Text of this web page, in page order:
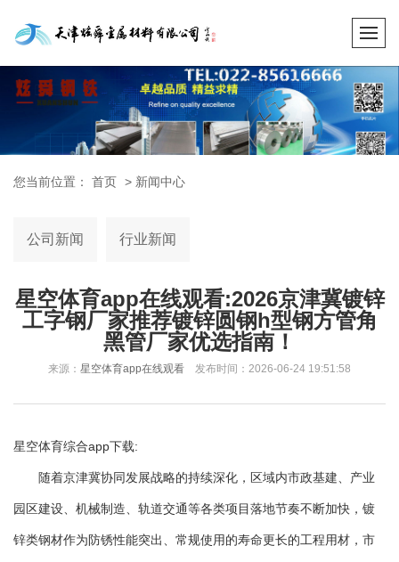
您当前位置： 首页 > 新闻中心
公司新闻 行业新闻
星空体育app在线观看:2026京津冀镀锌
工字钢厂家推荐镀锌圆钢h型钢方管角
黑管厂家优选指南！
来源： 星空体育app在线观看 发布时间：2026-06-24 19:51:58
星空体育综合app下载:
随着京津冀协同发展战略的持续深化，区域内市政基建、产业
园区建设、机械制造、轨道交通等各类项目落地节奏不断加快，镀
锌类钢材作为防锈性能突出、常规使用的寿命更长的工程用材，市